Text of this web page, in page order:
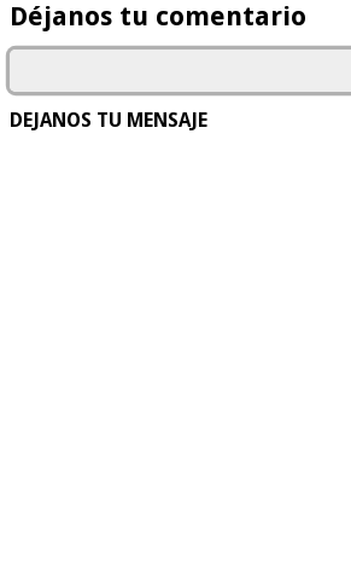
Déjanos tu comentario
DEJANOS TU MENSAJE